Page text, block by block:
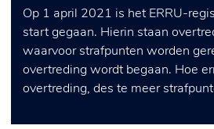
Op 1 april 2021 is het ERRU-
start gegaan. Hierin staan
waarvoor strafpunten worden
overtreding wordt begaan. Hoe
overtreding, des te meer